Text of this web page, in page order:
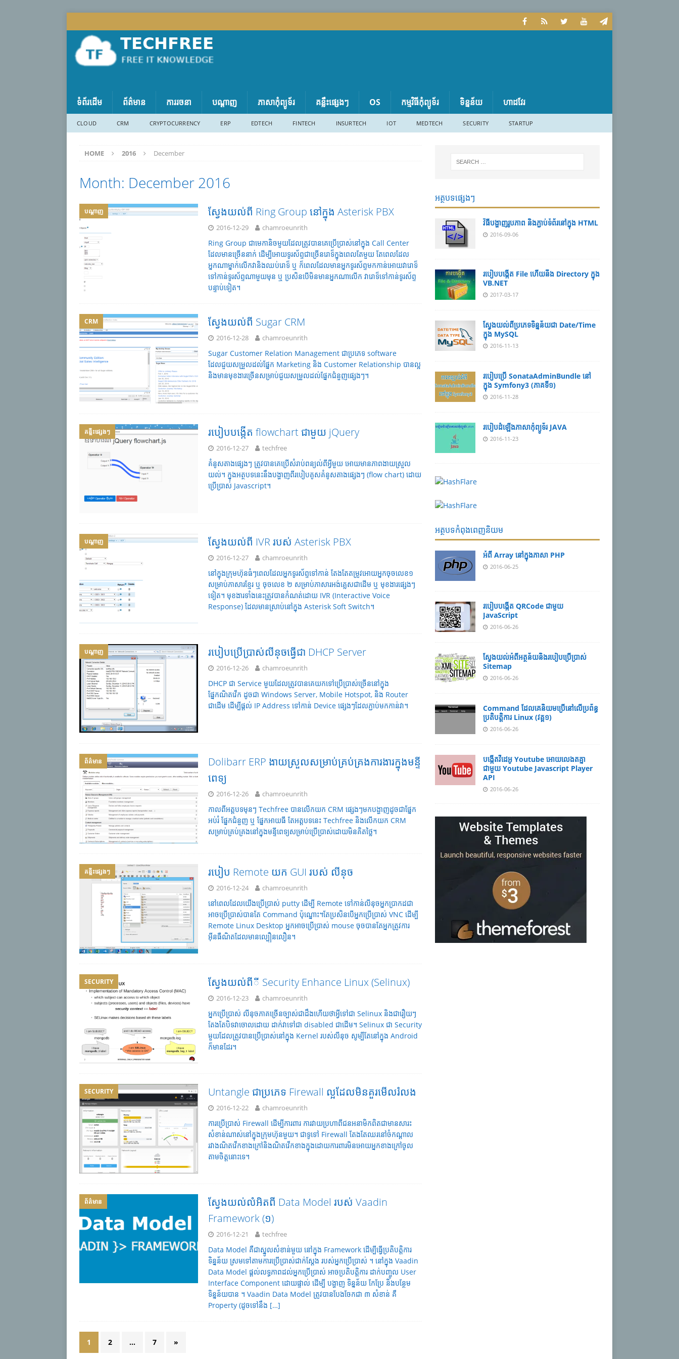
ទំព័រដើម ព័ត៌មាន ការរចនា បណ្តាញ ភាសា​កុំព្យូទ័រ គន្លឹះផ្សេងៗ OS កម្មវិធីកុំព្យូទ័រ ទិន្នន័យ ហាដវែរ
CLOUD CRM CRYPTOCURRENCY ERP EDTECH FINTECH INSURTECH IOT MEDTECH SECURITY STARTUP
HOME 2016 December
Month: December 2016
បណ្តាញ ស្វែងយល់ពី Ring Group នៅក្នុង Asterisk PBX
2016-12-29 chamroeunrith
Ring Group ជាមេកានិចមួយដែលត្រូវបានគេប្រើប្រាស់នៅក្នុង Call Center
ដែលមានច្រើននាក់ ដើម្បីអោយទូរស័ព្ទជាច្រើនរោទ៏ក្នុងពេលតែមួយ តែពេលដែល
អ្នកណាម្នាក់លើកវានិងឈប់រោទ៏ ឬ ក៏ពេលដែលមានអ្នកទូរស័ព្ទមកកាន់អោយវារោទ៏
ទៅកាន់ទូរស័ព្ទណាមួយមុន ឬ ប្រសិនបើមិនមានអ្នកណាលើក វារោទ៏ទៅកាន់ទូរស័ព្ទ
បន្ទាប់ទៀត។
CRM ស្វែងយល់ពី Sugar CRM
2016-12-28 chamroeunrith
Sugar Customer Relation Management ជាប្រភេទ software
ដែលជួយសម្រួលដល់ផ្នែក Marketing និង Customer Relationship បានល្អ
និងមានមុខងារច្រើនសម្រាប់ជួយសម្រួលដល់ផ្នែកជំនួញផ្សេងៗ។
គន្លឹះផ្សេងៗ របៀបបង្កើត flowchart ជាមួយ jQuery
2016-12-27 techfree
គំនូសតាងផ្សេងៗ ត្រូវបានគេប្រើសំរាប់ពន្យល់ពីអ្វីមួយ អោយមានភាពងាយស្រួល
យល់។ ក្នុងអត្ថបទនេះនឹងបង្ហាញពីរបៀបគូសគំនូសតាងផ្សេងៗ (flow chart) ដោយ
ប្រើប្រាស់ Javascript។
បណ្តាញ ស្វែងយល់ពី IVR របស់ Asterisk PBX
2016-12-27 chamroeunrith
នៅក្នុងក្រុមហ៊ុនធំៗពេលដែលអ្នកទូរស័ព្ទទៅកាន់ តែងតែតម្រូវអោយអ្នកចុចលេខ១
សម្រាប់ភាសារខ្មែរ ឬ ចុចលេខ ២ សម្រាប់ភាសារអង់គ្លេសជាដើម ឬ មុខងារផ្សេងៗ
ទៀត។ មុខងារទាំងនេះត្រូវបានកំណត់ដោយ IVR (Interactive Voice
Response) ដែលមានស្រាប់នៅក្នុង Asterisk Soft Switch។
បណ្តាញ របៀបប្រើប្រាស់លីនុចធ្វើជា DHCP Server
2016-12-26 chamroeunrith
DHCP ជា Service មួយដែលត្រូវបានគេយកទៅប្រើប្រាស់ច្រើននៅក្នុង
ផ្នែកណិតវើក ដូចជា Windows Server, Mobile Hotspot, និង Router
ជាដើម ដើម្បីផ្តល់ IP Address ទៅកាន់ Device ផ្សេងៗដែលភ្ជាប់មកកាន់វា។
ព័ត៌មាន
Dolibarr ERP ងាយស្រួលសម្រាប់គ្រប់គ្រងការងារក្នុងមន្ទី
ពេទ្យ
2016-12-26 chamroeunrith
កាលពីអត្តបទមុនៗ Techfree បានលើកយក CRM ផ្សេងៗមកបង្ហាញដូចជាផ្នែក
អប់រំ ផ្នែកជំនួញ ឬ ផ្នែកអាយធី តែអត្តបទនេះ Techfree និងលើកយក CRM
សម្រាប់គ្រប់គ្រងនៅក្នុងមន្ទីពេទ្យសម្រាប់ប្រើប្រាស់ដោយមិនគិតថ្លៃ។
គន្លឹះផ្សេងៗ របៀប Remote យក GUI របស់ លីនុច
2016-12-24 chamroeunrith
នៅពេលដែលយើងប្រើប្រាស់ putty ដើម្បី Remote ទៅកាន់លីនុចអ្នកប្រាកដជា
អាចប្រើប្រាស់បានតែ Command ប៉ុណ្នោះ។តែប្រសិនបើអ្នកប្រើប្រាស់ VNC ដើម្បី
Remote Linux Desktop អ្នកអាចប្រើប្រាស់ mouse ចុចបានតែអ្នកត្រូវការ
អ៊ីនធឺណិតដែលមានល្បឿនលឿន។
SECURITY ស្វែងយល់ពីី Security Enhance Linux (Selinux)
2016-12-23 chamroeunrith
អ្នកប្រើប្រាស់ លីនុចភាគច្រើនច្បាស់ជាដឹងហើយថាអ្វីទៅជា Selinux និងជារឿយៗ
តែងតែបិទវាចោលដោយ ដាក់វាទៅជា disabled ជាដើម។ Selinux ជា Security
មួយដែលត្រូវបានប្រើប្រាស់នៅក្នុង Kernel របស់លីនុច សូម្បីតែនៅក្នុង Android
ក៏មានដែរ។
SECURITY Untangle ជាប្រភេទ Firewall ល្អដែលមិនគួរមើលរំលង
2016-12-22 chamroeunrith
ការប្រើប្រាស់ Firewall ដើម្បីការពារ ការវាយប្រហាពីជនអនាមិកពិតជាមានសារះ
សំខាន់ណាស់នៅក្នុងក្រុមហ៊ុនមួយ។ ជាទូទៅ Firewall តែងតែឈរនៅចំកណ្តាល
រវាងណិតវើកខាងក្រៅនិងណិតវើកខាងក្នុងដោយការពារមិនអោយអ្នកខាងក្រៅចូល
តាមចិត្តនោះទេ។
ព័ត៌មាន
ស្វែងយល់លំអិតពី Data Model របស់ Vaadin
Framework (១)
2016-12-21 techfree
Data Model គឺជាស្នូលសំខាន់មួយ នៅក្នុង Framework ដើម្បីធ្វើប្រតិបត្តិការ
ទិន្នន័យ ស្រមទៅតាមការប្រើប្រាស់ជាក់ស្តែង របស់អ្នកប្រើប្រាស់ ។ នៅក្នុង Vaadin
Data Model ផ្តល់លទ្ធភាពដល់អ្នកប្រើប្រាស់ អាចប្រតិបត្តិការ ដាក់បញ្ចូល User
Interface Component ដោយផ្ទាល់ ដើម្បី បង្ហាញ ទិន្នន័យ កែប្រែ និងបន្ថែម
ទិន្នន័យបាន ។ Vaadin Data Model ត្រូវបានបែងចែកជា ៣ សំខាន់ គឺ
Property (ដូចទៅនឹង […]
1 2 … 7 »
អត្ថបទផ្សេងៗ
វិធីបង្ហាញរូបភាព និងភ្ជាប់ទំព័រនៅក្នុង HTML
2016-09-06
របៀបបង្កើត File ហើយនឹង Directory ក្នុង
VB.NET
2017-03-17
ស្វែងយល់ពីប្រភេទទិន្នន័យជា Date/Time
ក្នុង MySQL
2016-11-13
របៀបប្រើ SonataAdminBundle នៅ
ក្នុង Symfony3 (ភាគទី១)
2016-11-28
របៀបដំឡើងភាសាកុំព្យូទ័រ JAVA
2016-11-23
អត្ថបទកំពុងពេញនិយម
អំពី Array នៅ​​ក្នុង​ភា​សា PHP
2016-06-25
របៀប​បង្កើត​ QRCode ជាមួយ
JavaScript
2016-06-26
ស្វែង​យល់​​អំពី​អត្ថន័យ​​និង​របៀប​​ប្រើ​ប្រាស់​
Sitemap
2016-06-26
Command ដែល​​គេ​​និយម​​ប្រើ​​នៅ​លើ​​ប្រព័ន្ធ​​
ប្រតិបត្តិការ​ Linux (វគ្គ១)
2016-06-26
បង្កើតវីដេអូ Youtube អោយ​លេងតគ្នា
ជាមួយ Youtube Javascript Player
API
2016-06-26